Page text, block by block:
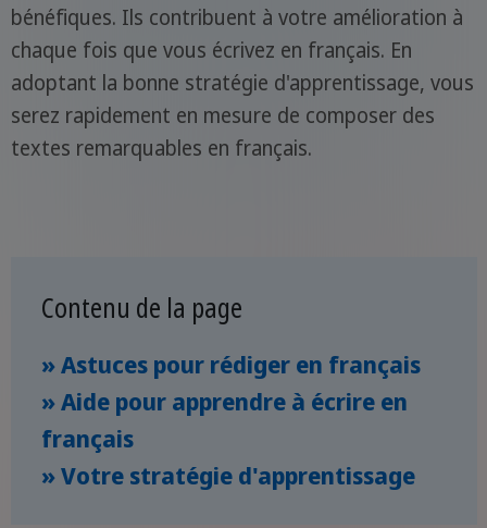
bénéfiques. Ils contribuent à votre amélioration à
chaque fois que vous écrivez en français. En
adoptant la bonne stratégie d'apprentissage, vous
serez rapidement en mesure de composer des
textes remarquables en français.
Contenu de la page
» Astuces pour rédiger en français
» Aide pour apprendre à écrire en
français
» Votre stratégie d'apprentissage